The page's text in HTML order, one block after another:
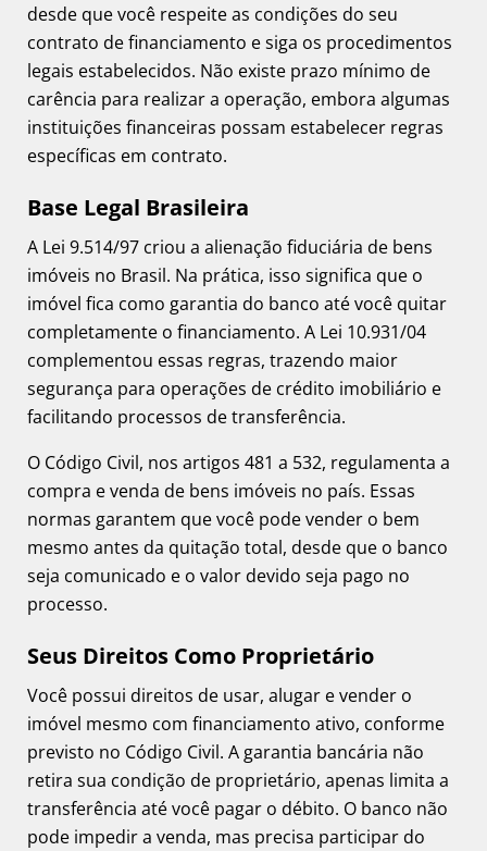
desde que você respeite as condições do seu
contrato de financiamento e siga os procedimentos
legais estabelecidos. Não existe prazo mínimo de
carência para realizar a operação, embora algumas
instituições financeiras possam estabelecer regras
específicas em contrato.
Base Legal Brasileira
A Lei 9.514/97 criou a alienação fiduciária de bens
imóveis no Brasil. Na prática, isso significa que o
imóvel fica como garantia do banco até você quitar
completamente o financiamento. A Lei 10.931/04
complementou essas regras, trazendo maior
segurança para operações de crédito imobiliário e
facilitando processos de transferência.
O Código Civil, nos artigos 481 a 532, regulamenta a
compra e venda de bens imóveis no país. Essas
normas garantem que você pode vender o bem
mesmo antes da quitação total, desde que o banco
seja comunicado e o valor devido seja pago no
processo.
Seus Direitos Como Proprietário
Você possui direitos de usar, alugar e vender o
imóvel mesmo com financiamento ativo, conforme
previsto no Código Civil. A garantia bancária não
retira sua condição de proprietário, apenas limita a
transferência até você pagar o débito. O banco não
pode impedir a venda, mas precisa participar do